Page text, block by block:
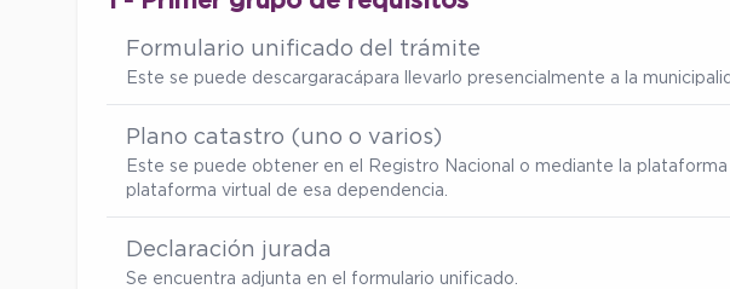
Formulario unificado del trámite
Este se puede descargaracápara llevarlo presencialmente a la
Plano catastro (uno o varios)
Este se puede obtener en el Registro Nacional o mediante la
plataforma virtual de esa dependencia.
Declaración jurada
Se encuentra adjunta en el formulario unificado.